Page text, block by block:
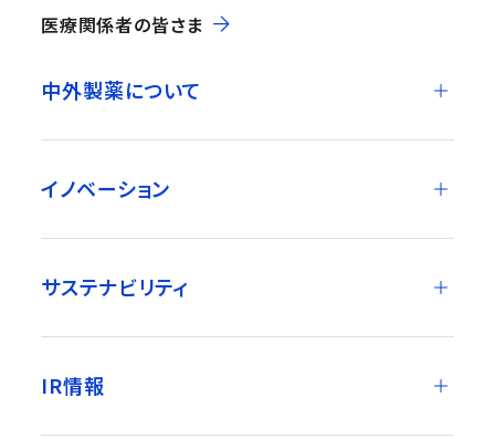
医療関係者の皆さま
中外製薬について
イノベーション
サステナビリティ
IR情報